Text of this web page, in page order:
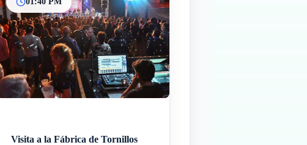
Visita a la Fábrica de Tornillos